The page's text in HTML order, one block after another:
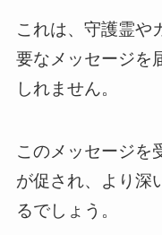
これは、守護霊や
要なメッセージを
しれません。
このメッセージを
が促され、より深
るでしょう。